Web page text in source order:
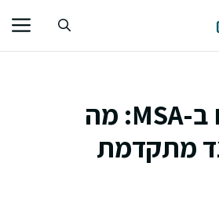
תוחלת חיים ב-MSA: מה
מתקדמת